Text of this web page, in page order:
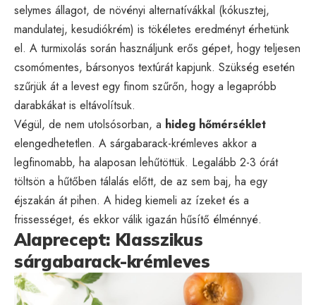
selymes állagot, de növényi alternatívákkal (kókusztej,
mandulatej, kesudiókrém) is tökéletes eredményt érhetünk
el. A turmixolás során használjunk erős gépet, hogy teljesen
csomómentes, bársonyos textúrát kapjunk. Szükség esetén
szűrjük át a levest egy finom szűrőn, hogy a legapróbb
darabkákat is eltávolítsuk.
Végül, de nem utolsósorban, a hideg hőmérséklet
elengedhetetlen. A sárgabarack-krémleves akkor a
legfinomabb, ha alaposan lehűtöttük. Legalább 2-3 órát
töltsön a hűtőben tálalás előtt, de az sem baj, ha egy
éjszakán át pihen. A hideg kiemeli az ízeket és a
frissességet, és ekkor válik igazán hűsítő élménnyé.
Alaprecept: Klasszikus
sárgabarack-krémleves